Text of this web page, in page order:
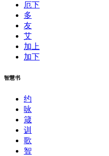
厄下
多
友
艾
加上
加下
智慧书
约
咏
箴
训
歌
智